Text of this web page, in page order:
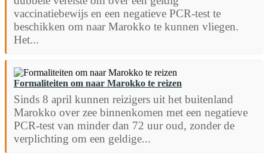
vaccinatiebewijs en een negatieve PCR-test te
beschikken om naar Marokko te kunnen vliegen.
Het...
Formaliteiten om naar Marokko te reizen
Sinds 8 april kunnen reizigers uit het buitenland
Marokko over zee binnenkomen met een negatieve
PCR-test van minder dan 72 uur oud, zonder de
verplichting om een geldige...